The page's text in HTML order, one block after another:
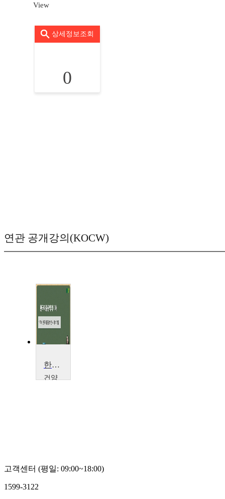
View
상세정보조회
0
연관 공개강의(KOCW)
한국대중음악의 이해
건양
고객센터 (평일: 09:00~18:00)
1599-3122